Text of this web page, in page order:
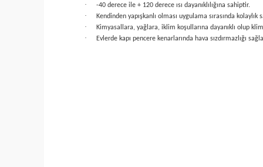
· -40 derece ile + 120 derece ısı dayanıklılığına sahiptir.
· Kendinden yapışkanlı olması uygulama sırasında kolaylık
· Kimyasallara, yağlara, iklim koşullarına dayanıklı olup
· Evlerde kapı pencere kenarlarında hava sızdırmazlığı